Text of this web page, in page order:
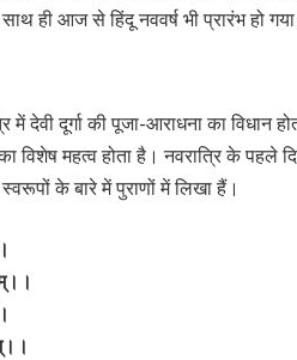
ही आज से हिंदू नववर्ष भी प्रारंभ हो
दूर्गा की पूजा-आराधना का विधान
विशेष महत्व होता है। नवरात्रि के
के बारे में पुराणों में लिखा हैं।